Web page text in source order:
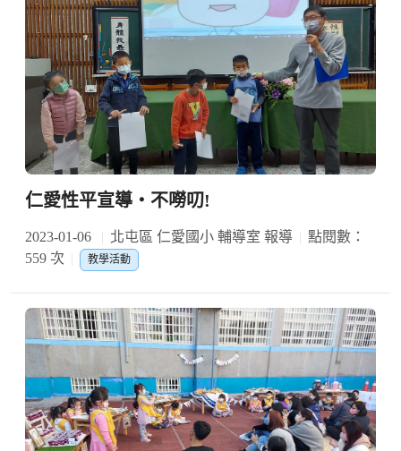
仁愛性平宣導‧不嘮叨!
2023-01-06 北屯區 仁愛國小 輔導室 報導
點閱數：
559 次
教學活動